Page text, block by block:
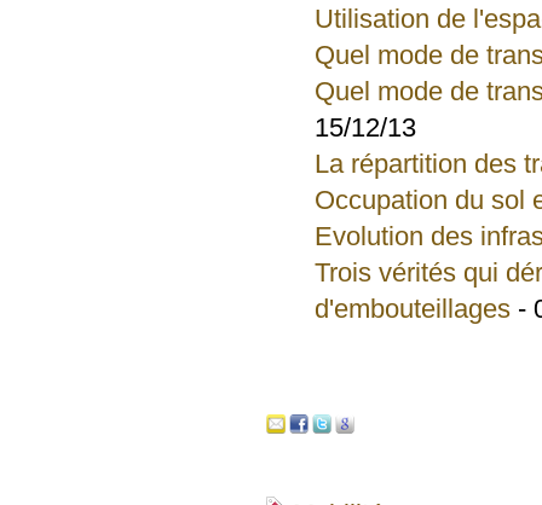
Utilisation de
Quel mode de
Quel mode de
15/12/13
La répartition des
Occupation du sol
Evolution des
Trois vérités qui
d'embouteillages -